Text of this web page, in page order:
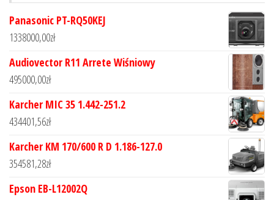
Panasonic PT-RQ50KEJ
1338000,00zł
Audiovector R11 Arrete Wiśniowy
495000,00zł
Karcher MIC 35 1.442-251.2
434401,56zł
Karcher KM 170/600 R D 1.186-127.0
354581,28zł
Epson EB-L12002Q